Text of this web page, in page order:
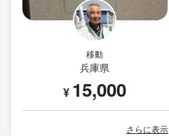
移動
兵庫県
¥ 15,000
さらに表示